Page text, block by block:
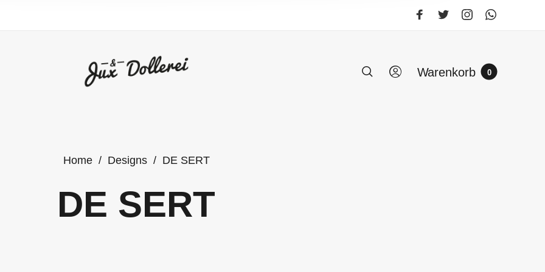
Warenkorb 0
Home / Designs / DE SERT
DE SERT